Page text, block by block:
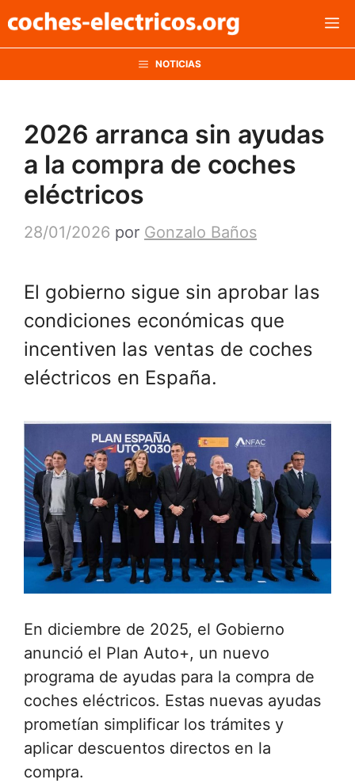
al
NOTICIAS
2026 arranca sin ayudas
a la compra de coches
eléctricos
28/01/2026 por Gonzalo Baños
El gobierno sigue sin aprobar las
condiciones económicas que
incentiven las ventas de coches
eléctricos en España.
En diciembre de 2025, el Gobierno
anunció el Plan Auto+, un nuevo
programa de ayudas para la compra de
coches eléctricos. Estas nuevas ayudas
prometían simplificar los trámites y
aplicar descuentos directos en la
compra.